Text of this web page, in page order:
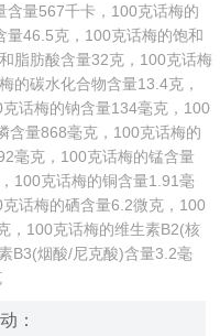
含量567千卡，100克话梅的
量46.5克，100克话梅的饱和
脂肪酸含量32克，100克话梅
的碳水化合物含量13.4克，
话梅的钠含量134毫克，100
含量868毫克，100克话梅的
毫克，100克话梅的锰含量
100克话梅的铜含量1.91毫
话梅的硒含量6.2微克，100
，100克话梅的维生素B2(核
B3(烟酸/尼克酸)含量3.2毫
：